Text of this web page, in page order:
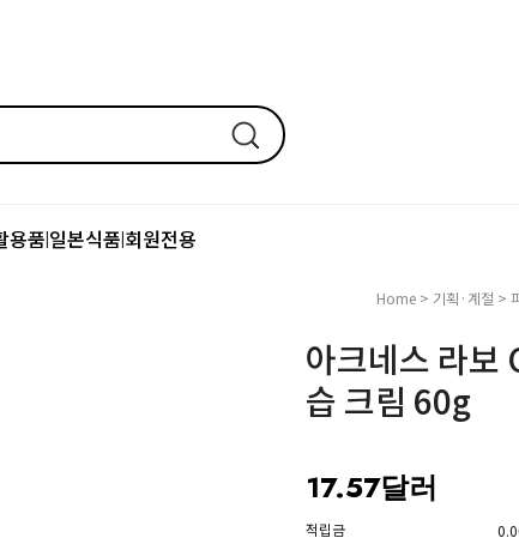
용품|일본식품|회원전용
Home > 기획·계절 >
아크네스 라보
습 크림 60g
17.57달러
적립금